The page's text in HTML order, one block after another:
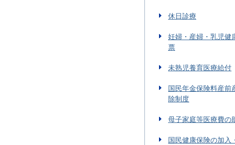
休日診療
妊婦・産婦・乳児健
票
未熟児養育医療給付
国民年金保険料産前
除制度
母子家庭等医療費の
国民健康保険の加入